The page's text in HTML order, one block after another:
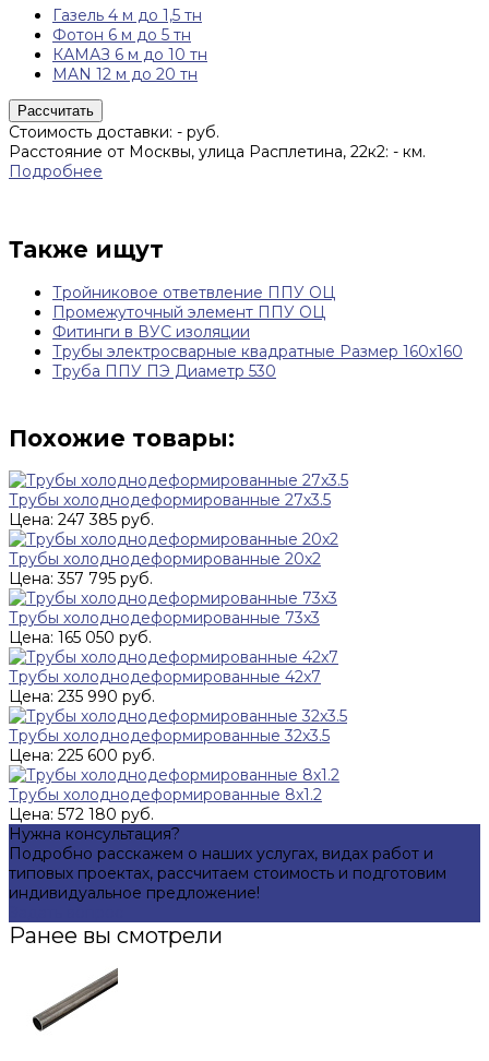
Газель 4 м до 1,5 тн
Фотон 6 м до 5 тн
КАМАЗ 6 м до 10 тн
MAN 12 м до 20 тн
Рассчитать
Стоимость доставки: - руб.
Расстояние от Москвы, улица Расплетина, 22к2: - км.
Подробнее
Также ищут
Тройниковое ответвление ППУ ОЦ
Промежуточный элемент ППУ ОЦ
Фитинги в ВУС изоляции
Трубы электросварные квадратные Размер 160х160
Труба ППУ ПЭ Диаметр 530
Похожие товары:
Трубы холоднодеформированные 27x3.5
Цена: 247 385 руб.
Трубы холоднодеформированные 20x2
Цена: 357 795 руб.
Трубы холоднодеформированные 73x3
Цена: 165 050 руб.
Трубы холоднодеформированные 42x7
Цена: 235 990 руб.
Трубы холоднодеформированные 32x3.5
Цена: 225 600 руб.
Трубы холоднодеформированные 8x1.2
Цена: 572 180 руб.
Нужна консультация?
Подробно расскажем о наших услугах, видах работ и
типовых проектах, рассчитаем стоимость и подготовим
индивидуальное предложение!
Ранее вы смотрели